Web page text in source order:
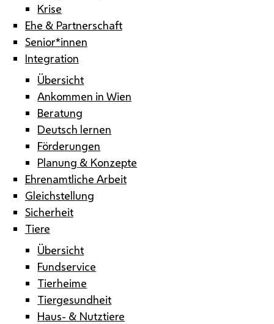
Krise
Ehe & Partnerschaft
Senior*innen
Integration
Übersicht
Ankommen in Wien
Beratung
Deutsch lernen
Förderungen
Planung & Konzepte
Ehrenamtliche Arbeit
Gleichstellung
Sicherheit
Tiere
Übersicht
Fundservice
Tierheime
Tiergesundheit
Haus- & Nutztiere